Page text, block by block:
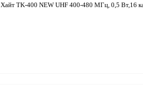
Хайт TK-400 NEW UHF 400-480 МГц, 0,5 Вт,16